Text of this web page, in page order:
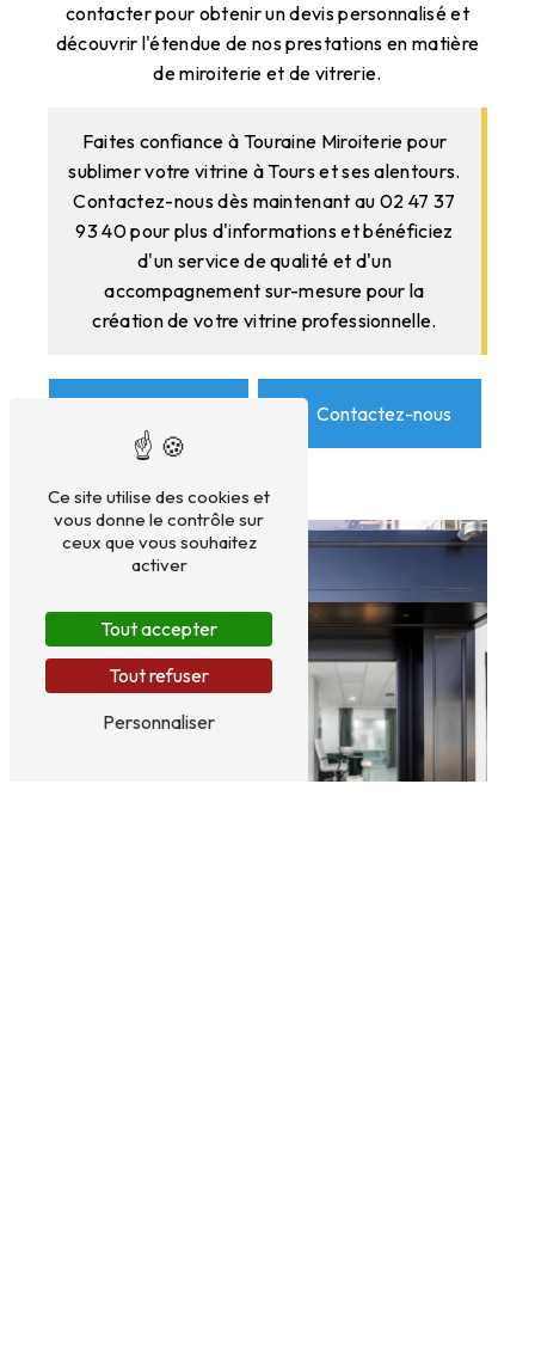
contacter pour obtenir un devis personnalisé et
découvrir l'étendue de nos prestations en matière
de miroiterie et de vitrerie.
Faites confiance à Touraine Miroiterie pour
sublimer votre vitrine à Tours et ses alentours.
Contactez-nous dès maintenant au 02 47 37
93 40 pour plus d'informations et bénéficiez
d'un service de qualité et d'un
accompagnement sur-mesure pour la
création de votre vitrine professionnelle.
Contactez-nous
Ce site utilise des cookies et
vous donne le contrôle sur
ceux que vous souhaitez
activer
Tout accepter
Tout refuser
Personnaliser